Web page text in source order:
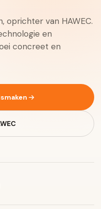
oprichter van HAWEC.
en
concreet en